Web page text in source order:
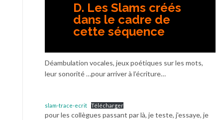
D. Les Slams créés
dans le cadre de
cette séquence
Déambulation vocales, jeux poétiques sur les mots,
leur sonorité …pour arriver à l’écriture…
slam-trace-ecrit Télécharger
pour les collègues passant par là, je teste, j’essaye, je